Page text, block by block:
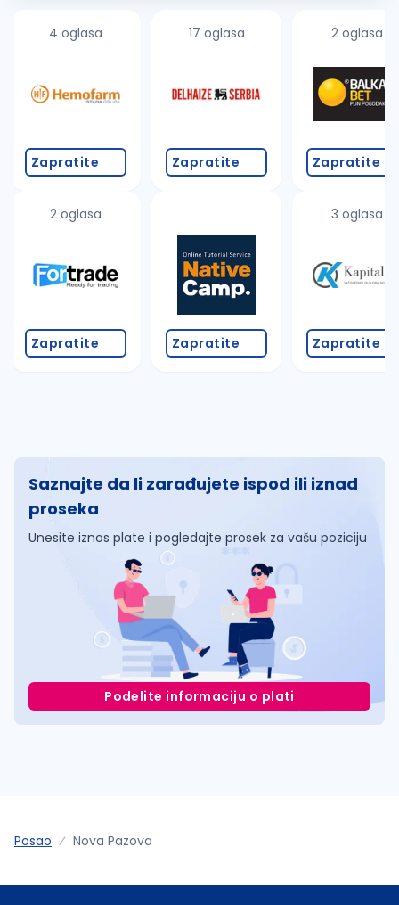
4 oglasa
Zapratite
2 oglasa
Zapratite
17 oglasa
Zapratite
Zapratite
2 oglasa
Zapratite
3 oglasa
Zapratite
Saznajte da li zarađujete ispod ili iznad
proseka
Unesite iznos plate i pogledajte prosek za vašu poziciju
Podelite informaciju o plati
Posao Nova Pazova